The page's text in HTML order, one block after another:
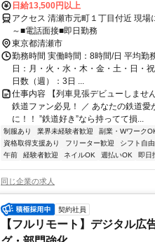
日給13,500円以上
アクセス 清瀬市元町１丁目付近 現
～■電話面接■即日勤務
東京都清瀬市
勤務時間 実働時間：8時間/日 平均勤
日：月・火・水・木・金・土・日・
日数（週）：3日 ...
仕事内容 【列車見張デビューしませ
鉄道ファン必見！ ／ あなたの鉄道愛
に！！ ”鉄道好き”なら持ってて損...
制服あり 業界未経験者歓迎 副業・Wワーク
資格取得支援あり
フリーター歓迎 シフト自由
午前
経験者歓迎 ネイルOK 週払いOK 即日
同じ企業の求人
契約社員
【フルリモート】デジタル